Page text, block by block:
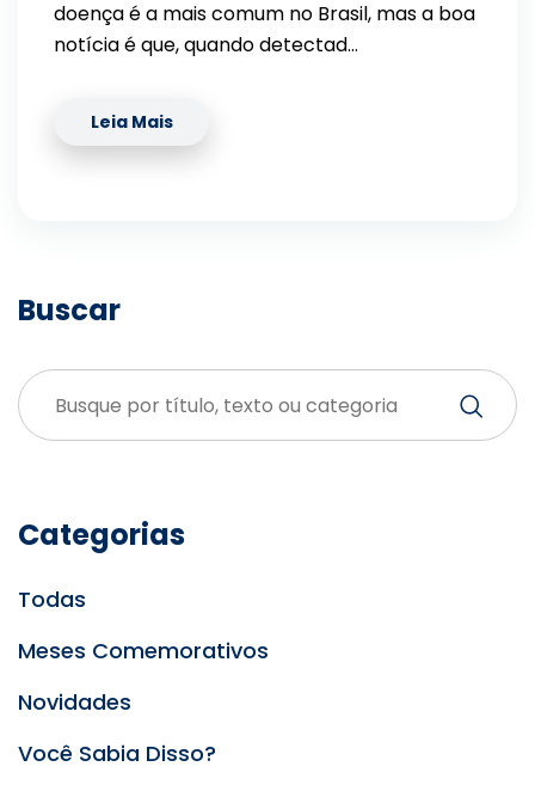
doença é a mais comum no Brasil, mas a boa
notícia é que, quando detectad…
Leia Mais
Buscar
Categorias
Todas
Meses Comemorativos
Novidades
Você Sabia Disso?